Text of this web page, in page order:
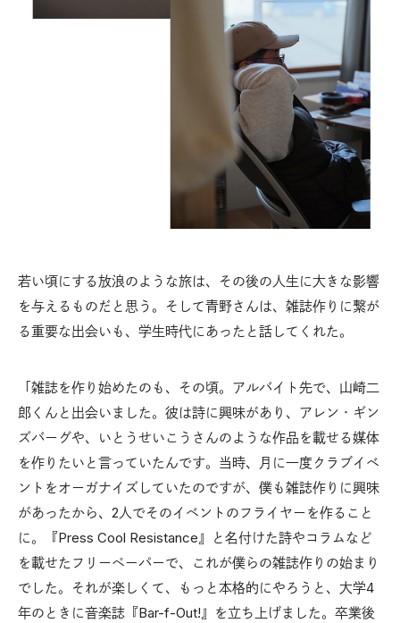
若い頃にする放浪のような旅は、その後の人生に大きな影響
を与えるものだと思う。そして青野さんは、雑誌作りに繋が
る重要な出会いも、学生時代にあったと話してくれた。
「雑誌を作り始めたのも、その頃。アルバイト先で、山崎二
郎くんと出会いました。彼は詩に興味があり、アレン・ギン
ズバーグや、いとうせいこうさんのような作品を載せる媒体
を作りたいと言っていたんです。当時、月に一度クラブイベ
ントをオーガナイズしていたのですが、僕も雑誌作りに興味
があったから、2人でそのイベントのフライヤーを作ること
に。『Press Cool Resistance』と名付けた詩やコラムなど
を載せたフリーペーパーで、これが僕らの雑誌作りの始まり
でした。それが楽しくて、もっと本格的にやろうと、大学4
年のときに音楽誌『Bar-f-Out!』を立ち上げました。卒業後